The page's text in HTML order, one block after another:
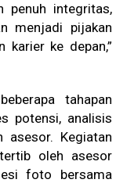
penuh integritas,
menjadi pijakan
karier ke depan,”
tahapan
potensi, analisis
asesor. Kegiatan
oleh asesor
foto bersama